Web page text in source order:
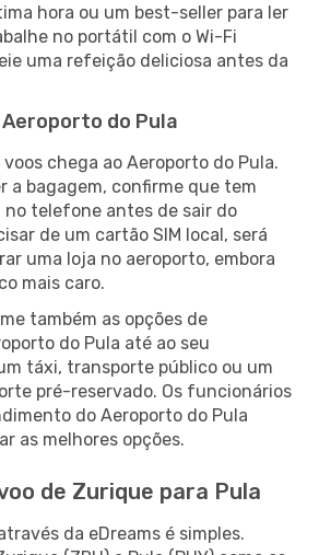
hora ou um best-seller para ler
no portátil com o Wi-Fi
uma refeição deliciosa antes da
do Pula
chega ao Aeroporto do Pula.
a bagagem, confirme que tem
telefone antes de sair do
de um cartão SIM local, será
uma loja no aeroporto, embora
mais caro.
também as opções de
do Pula até ao seu
táxi, transporte público ou um
pré-reservado. Os funcionários
do Aeroporto do Pula
as melhores opções.
de Zurique para Pula
da eDreams é simples.